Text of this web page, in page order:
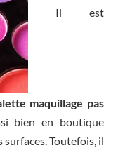
Il est
maquillage pas
bien en boutique
Toutefois, il